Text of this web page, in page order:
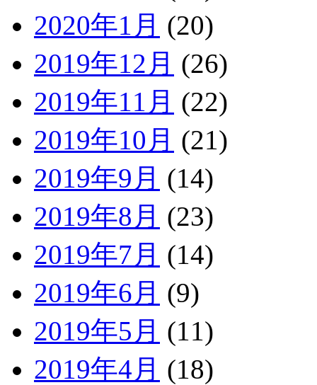
2020年1月 (20)
2019年12月 (26)
2019年11月 (22)
2019年10月 (21)
2019年9月 (14)
2019年8月 (23)
2019年7月 (14)
2019年6月 (9)
2019年5月 (11)
2019年4月 (18)